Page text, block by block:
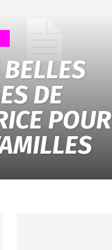
DE
POUR